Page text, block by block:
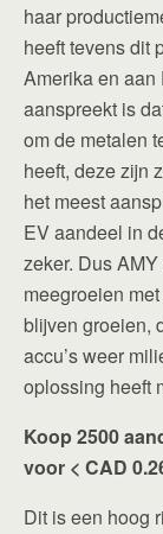
haar
heeft tevens dit
Amerika en aan
aanspreekt is
om de metalen
heeft, deze zijn
het meest
EV aandeel in
zeker. Dus
meegroeien
blijven groeien,
accu’s weer
oplossing heeft
Koop 2500
voor < CAD
Dit is een hoog